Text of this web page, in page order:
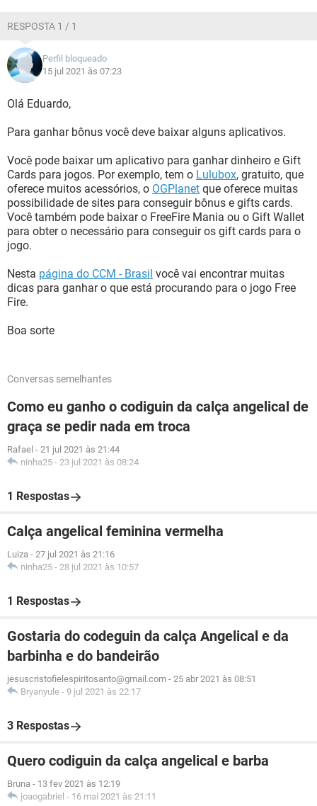
RESPOSTA 1 / 1
Perfil bloqueado
15 jul 2021 às 07:23
Olá Eduardo,
Para ganhar bônus você deve baixar alguns aplicativos.
Você pode baixar um aplicativo para ganhar dinheiro e Gift
Cards para jogos. Por exemplo, tem o Lulubox, gratuito, que
oferece muitos acessórios, o OGPlanet que oferece muitas
possibilidade de sites para conseguir bônus e gifts cards.
Você também pode baixar o FreeFire Mania ou o Gift Wallet
para obter o necessário para conseguir os gift cards para o
jogo.
Nesta página do CCM - Brasil você vai encontrar muitas
dicas para ganhar o que está procurando para o jogo Free
Fire.
Boa sorte
Conversas semelhantes
Como eu ganho o codiguin da calça angelical de
graça se pedir nada em troca
Rafael - 21 jul 2021 às 21:44
ninha25 - 23 jul 2021 às 08:24
1 Respostas
Calça angelical feminina vermelha
Luiza - 27 jul 2021 às 21:16
ninha25 - 28 jul 2021 às 10:57
1 Respostas
Gostaria do codeguin da calça Angelical e da
barbinha e do bandeirão
jesuscristofielespiritosanto@gmail.com - 25 abr 2021 às 08:51
Bryanyule - 9 jul 2021 às 22:17
3 Respostas
Quero codiguin da calça angelical e barba
Bruna - 13 fev 2021 às 12:19
joaogabriel - 16 mai 2021 às 21:11